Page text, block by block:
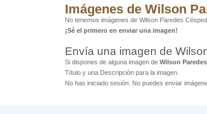
Imágenes de Wilson
No tenemos imágenes de Wilson Paredes
¡Sé el primero en enviar una imagen!
Envía una imagen de
Si dispones de alguna imagen de Wilson
Título y una Descripción para la imagen.
No has iniciado sesión. No puedes enviar